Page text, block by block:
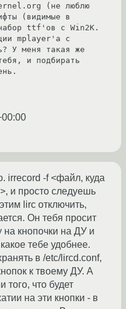
(видимые в
mplayer'а с
У меня такая же
и подбирать
irrecord -f <файл, куда
и просто следуешь
lirc отключить,
Он тебя просит
на кнопочки на ДУ и
тебе удобнее.
в /etc/lircd.conf,
к твоему ДУ. А
того, что будет
на эти кнопки - в